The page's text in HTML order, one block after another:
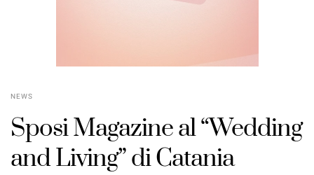
NEWS
Sposi Magazine al “Wedding
and Living” di Catania